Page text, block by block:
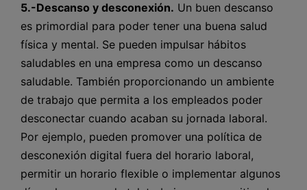
5.-Descanso y desconexión. Un buen descanso
es primordial para poder tener una buena salud
física y mental. Se pueden impulsar hábitos
saludables en una empresa como un descanso
saludable. También proporcionando un ambiente
de trabajo que permita a los empleados poder
desconectar cuando acaban su jornada laboral.
Por ejemplo, pueden promover una política de
desconexión digital fuera del horario laboral,
permitir un horario flexible o implementar algunos